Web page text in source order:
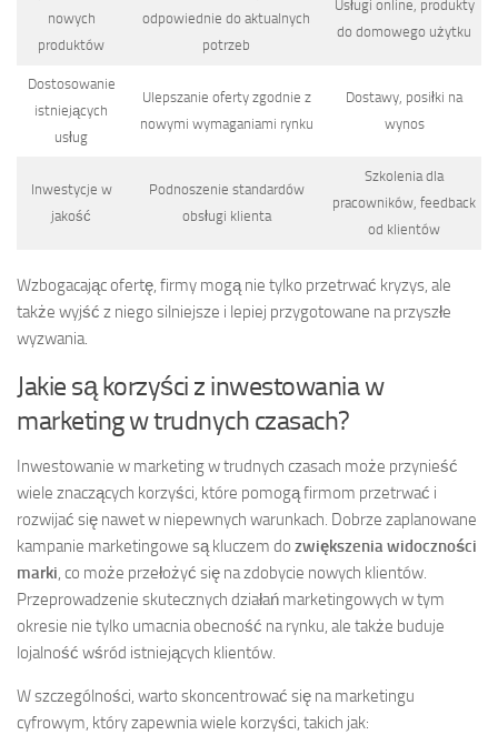
nowych
produktów
odpowiednie do aktualnych
potrzeb
Usługi online, produkty
do domowego użytku
Dostosowanie
istniejących
usług
Ulepszanie oferty zgodnie z
nowymi wymaganiami rynku
Dostawy, posiłki na
wynos
Inwestycje w
jakość
Podnoszenie standardów
obsługi klienta
Szkolenia dla
pracowników, feedback
od klientów
Wzbogacając ofertę, firmy mogą nie tylko przetrwać kryzys, ale
także wyjść z niego silniejsze i lepiej przygotowane na przyszłe
wyzwania.
Jakie są korzyści z inwestowania w
marketing w trudnych czasach?
Inwestowanie w marketing w trudnych czasach może przynieść
wiele znaczących korzyści, które pomogą firmom przetrwać i
rozwijać się nawet w niepewnych warunkach. Dobrze zaplanowane
kampanie marketingowe są kluczem do zwiększenia widoczności
marki, co może przełożyć się na zdobycie nowych klientów.
Przeprowadzenie skutecznych działań marketingowych w tym
okresie nie tylko umacnia obecność na rynku, ale także buduje
lojalność wśród istniejących klientów.
W szczególności, warto skoncentrować się na marketingu
cyfrowym, który zapewnia wiele korzyści, takich jak: